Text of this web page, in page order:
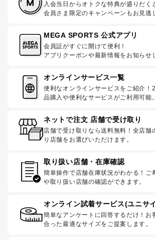
入会当日からオトクな特典が盛りだく
会員さま限定のキャンペーンもお見逃
MEGA SPORTS 公式アプリ
会員証がすぐに開けて便利！
アプリクーポンや最新情報をお知らせ
オンラインサービス一覧
便利なオンラインサービスをご紹介
品購入や便利なサービスがご利用可能。
ネットで注文 店舗で受け取り
店舗で受け取りなら送料無料！全店舗
り店舗をお選びいただけます。
取り扱い店舗・在庫確認
簡単操作で店舗在庫状況がわかる！ご
や取り扱い店舗の確認ができます。
オンライン試着サービス(ユニサ
簡単なアンケートに回答するだけ！お
合った最適なサイズをご提案します。